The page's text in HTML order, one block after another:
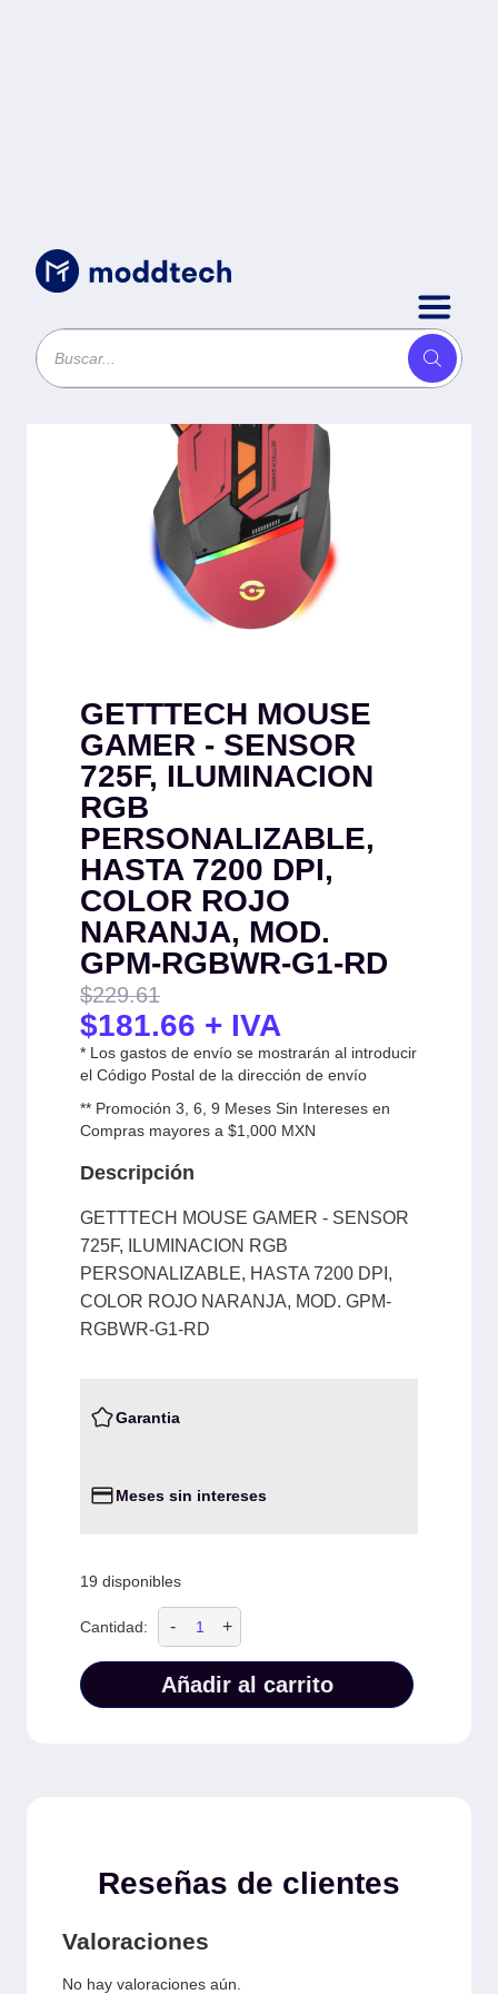
Sin categoría/GETTTECH MOUSE GAMER -
SENSOR 725F, ILUMINACION RGB
GETTTECH MOUSE
GAMER - SENSOR
725F, ILUMINACION
RGB
PERSONALIZABLE,
HASTA 7200 DPI,
COLOR ROJO
NARANJA, MOD.
GPM-RGBWR-G1-RD
$229.61
$181.66 + IVA
* Los gastos de envío se mostrarán al introducir
el Código Postal de la dirección de envío
** Promoción 3, 6, 9 Meses Sin Intereses en
Compras mayores a $1,000 MXN
Descripción
GETTTECH MOUSE GAMER - SENSOR
725F, ILUMINACION RGB
PERSONALIZABLE, HASTA 7200 DPI,
COLOR ROJO NARANJA, MOD. GPM-
RGBWR-G1-RD
Garantia
Meses sin intereses
19 disponibles
Cantidad: - +
Añadir al carrito
Reseñas de clientes
Valoraciones
No hay valoraciones aún.